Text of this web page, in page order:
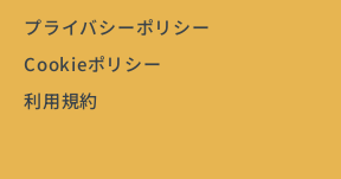
プライバシーポリシー
Cookieポリシー
利用規約